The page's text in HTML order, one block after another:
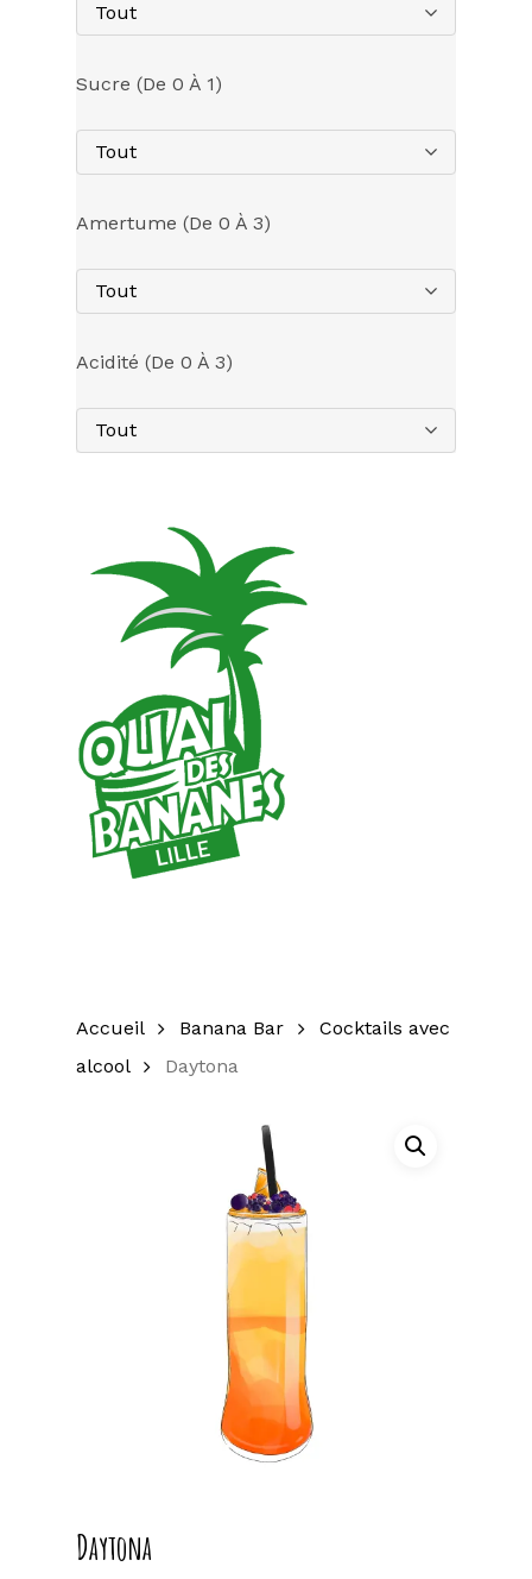
Tout
Sucre (de 0 À 1)
Tout
Amertume (de 0 À 3)
Tout
Acidité (de 0 À 3)
Tout
Accueil Banana Bar
Cocktails avec
alcool
Daytona
Daytona